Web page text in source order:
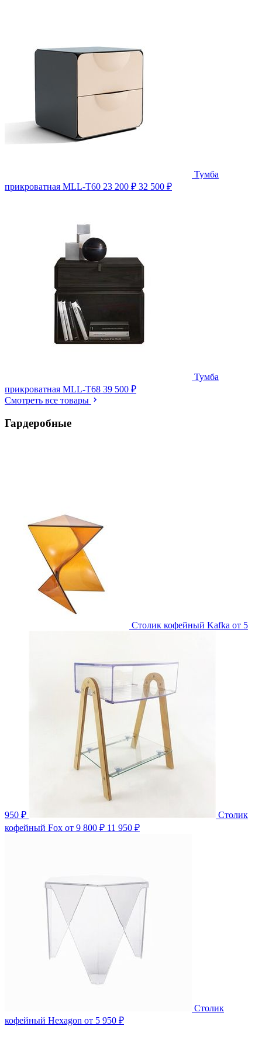
Тумба
прикроватная MLL-T60 23 200 ₽ 32 500 ₽
Тумба
прикроватная MLL-T68 39 500 ₽
Смотреть все товары
Гардеробные
Столик кофейный Kafka от 5
950 ₽
Столик
кофейный Fox от 9 800 ₽ 11 950 ₽
Столик
кофейный Hexagon от 5 950 ₽